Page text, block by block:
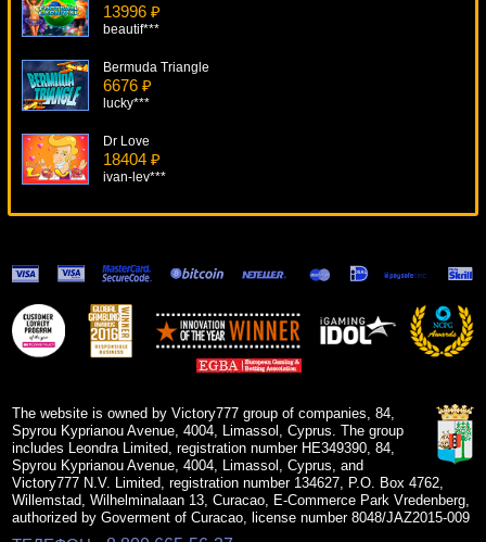
13996 ₽
beautif***
Bermuda Triangle
6676 ₽
lucky***
Dr Love
18404 ₽
ivan-lev***
Keno
6831 ₽
beautif***
Mega-Joker
The website is owned by Victory777 group of companies, 84,
Spyrou Kyprianou Avenue, 4004, Limassol, Cyprus. The group
includes Leondra Limited, registration number HE349390, 84,
Spyrou Kyprianou Avenue, 4004, Limassol, Cyprus, and
Victory777 N.V. Limited, registration number 134627, P.O. Box 4762,
Willemstad, Wilhelminalaan 13, Curacao, E-Commerce Park Vredenberg,
authorized by Goverment of Curacao, license number 8048/JAZ2015-009